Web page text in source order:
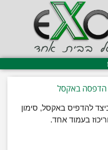
להדפיס באקסל, סימון
בעמוד אחד.